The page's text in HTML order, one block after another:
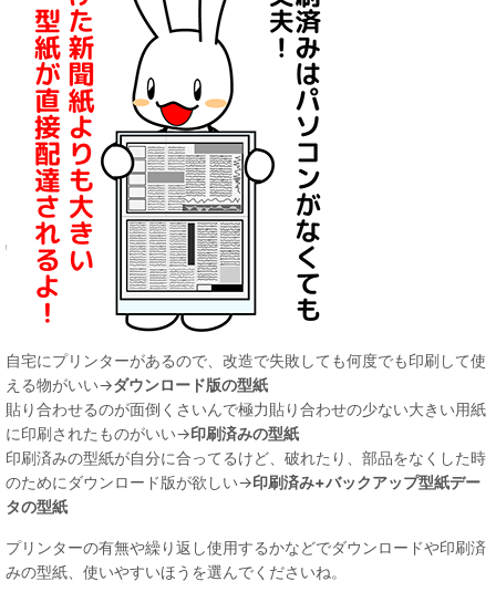
自宅にプリンターがあるので、改造で失敗しても何度でも印刷して使
える物がいい→ダウンロード版の型紙
貼り合わせるのが面倒くさいんで極力貼り合わせの少ない大きい用紙
に印刷されたものがいい→印刷済みの型紙
印刷済みの型紙が自分に合ってるけど、破れたり、部品をなくした時
のためにダウンロード版が欲しい→印刷済み+バックアップ型紙デー
タの型紙
プリンターの有無や繰り返し使用するかなどでダウンロードや印刷済
みの型紙、使いやすいほうを選んでくださいね。